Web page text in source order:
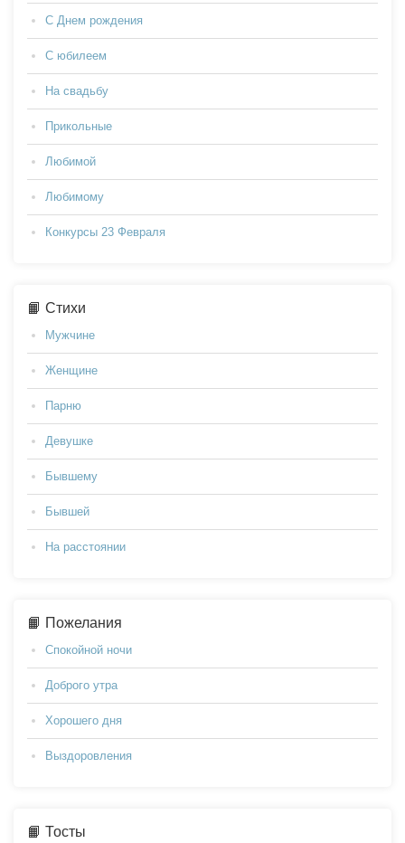
С Днем рождения
С юбилеем
На свадьбу
Прикольные
Любимой
Любимому
Конкурсы 23 Февраля
📙 Стихи
Мужчине
Женщине
Парню
Девушке
Бывшему
Бывшей
На расстоянии
📙 Пожелания
Спокойной ночи
Доброго утра
Хорошего дня
Выздоровления
📙 Тосты